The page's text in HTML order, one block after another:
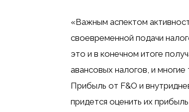
«Важным аспектом
своевременной подачи
это и в конечном итоге
авансовых налогов, и
Прибыль от F&O и
придется оценить их